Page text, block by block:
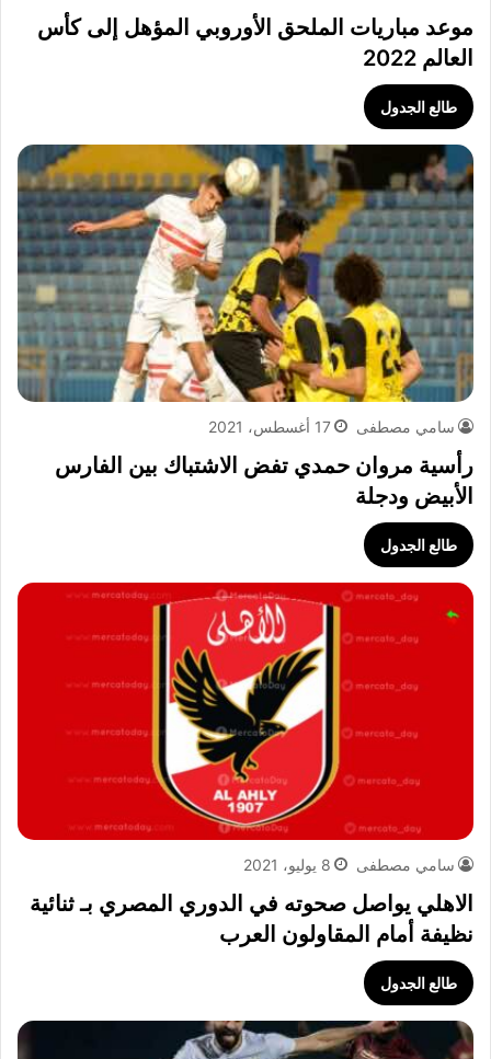
موعد مباريات الملحق الأوروبي المؤهل إلى كأس
العالم 2022
طالع الجدول
سامي مصطفى 17 أغسطس، 2021
رأسية مروان حمدي تفض الاشتباك بين الفارس
الأبيض ودجلة
طالع الجدول
سامي مصطفى 8 يوليو، 2021
الاهلي يواصل صحوته في الدوري المصري بـ ثنائية
نظيفة أمام المقاولون العرب
طالع الجدول